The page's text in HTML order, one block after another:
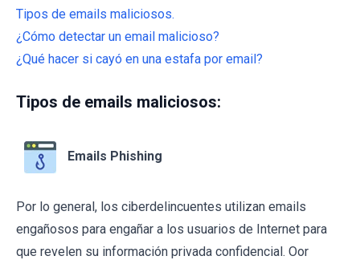
Tipos de emails maliciosos.
¿Cómo detectar un email malicioso?
¿Qué hacer si cayó en una estafa por email?
Tipos de emails maliciosos:
Emails Phishing
Por lo general, los ciberdelincuentes utilizan emails
engañosos para engañar a los usuarios de Internet para
que revelen su información privada confidencial. Oor